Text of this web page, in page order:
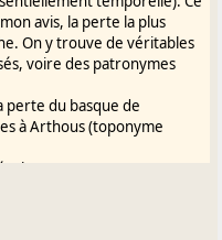
avis, la perte la plus
On y trouve de véritables
voire des patronymes
perte du basque de
à Arthous (toponyme
comme